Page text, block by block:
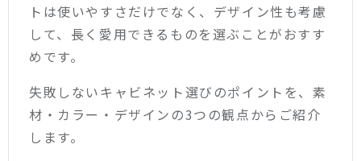
トは使いやすさだけでなく、デザイン性も考慮
して、長く愛用できるものを選ぶことがおすす
めです。
失敗しないキャビネット選びのポイントを、素
材・カラー・デザインの3つの観点からご紹介
します。